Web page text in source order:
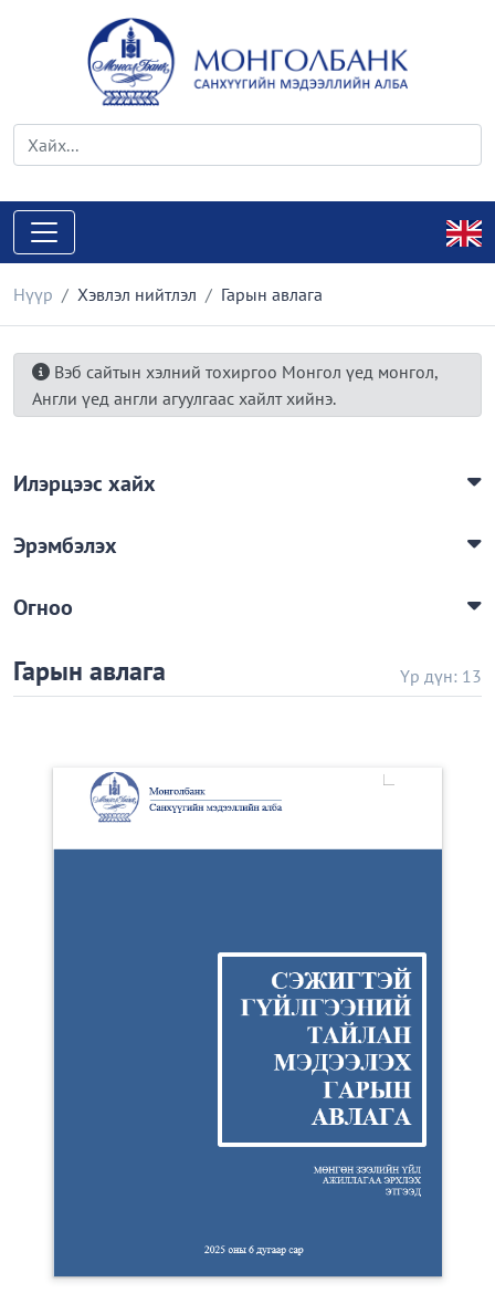
Нүүр Хэвлэл нийтлэл Гарын авлага
Вэб сайтын хэлний тохиргоо Монгол үед монгол,
Англи үед англи агуулгаас хайлт хийнэ.
Илэрцээс хайх
Эрэмбэлэх
Огноо
Гарын авлага Үр дүн: 13